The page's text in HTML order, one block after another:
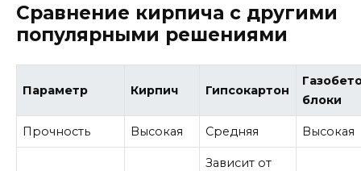
Сравнение кирпича с другими
популярными решениями
Параметр Кирпич Гипсокартон
блоки
Прочность Высокая Средняя Высокая
Зависит от